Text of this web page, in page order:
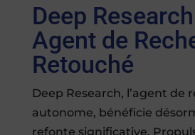
Deep
Agent de
Retouché
Deep Research, l’agent de
autonome, bénéficie
refonte significative.